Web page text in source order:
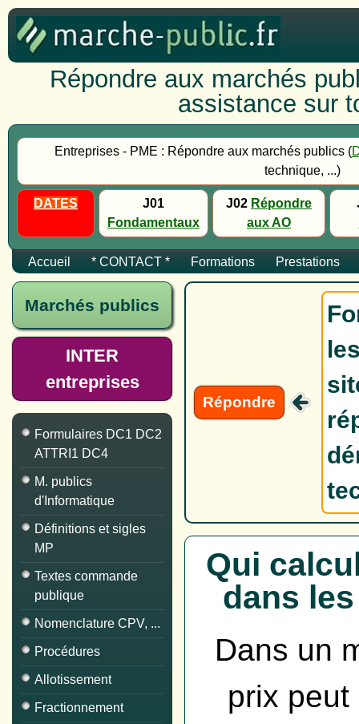
Répondre aux marchés
assistance sur
Entreprises - PME : Répondre aux marchés publics (
technique, ...)
DATES
J01
Fondamentaux
J02 Répondre
aux AO
Accueil * CONTACT * Formations Prestations
Marchés publics
INTER
entreprises
Formulaires DC1 DC2
ATTRI1 DC4
M. publics
d'Informatique
Définitions et sigles
MP
Textes commande
publique
Nomenclature CPV, ...
Procédures
Allotissement
Fractionnement
Répondre
Qui
dans
Dans un
prix